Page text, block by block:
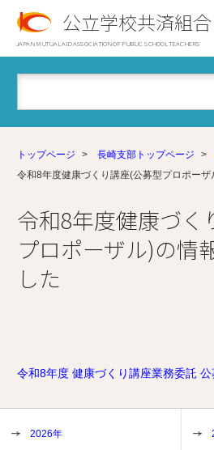
公立学校共済組合
JAPAN MUTUAL AID ASSOCIATION OF PUBLIC SCHOOL TEACHERS
トップページ > 長崎支部トップページ >
令和8年度健康づくり講座(公募型プロポー
令和8年度健康づく
プロポーザル)の情
した
令和8年度 健康づくり講座業務委託
2026年